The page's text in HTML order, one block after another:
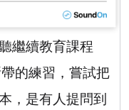
繼續教育課程
的練習，嘗試把
，是有人提問到